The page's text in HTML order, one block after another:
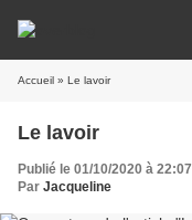
Accueil » Le lavoir
Le lavoir
Publié le 01/10/2020 à 22:07
Par Jacqueline